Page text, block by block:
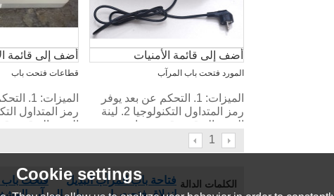
أضف إلى قائمة الأمنيات
المورد فتحت باب المرآب
الميزات: 1. التحكم عن بعد يوفر
رمز المتداول التكنولوجيا 2. لينة
البدء والتوقف، قوية، صامتة.
أضف إلى قائمة
قطاعات فتحت باب
الميزات:
البدء والتوقف،
1
الكلمات الدالة فتاحة باب المرآب البديل فتحت باب
Cookie settings